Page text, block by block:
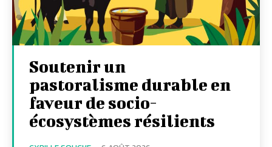
Soutenir un
pastoralisme durable en
faveur de socio-
écosystèmes résilients